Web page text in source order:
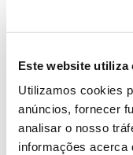
Este website utiliza
Utilizamos cookies
anúncios, fornecer
analisar o nosso
informações acerca
Salto, Vau e
está marcado
própria, no final
ser feitas até dia
um valor de 10
Saber mais